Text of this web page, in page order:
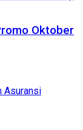
Oktober